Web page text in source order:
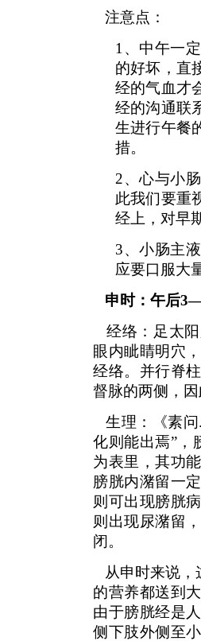
注意点：
1、 中午一
的好坏，直
经的气血才
经的沟通联
生进行午餐
措。
2、心与小
此我们要重
经上，对早
3、小肠主
应要口服大
申时：午后
经络：足太
眼内眦睛明穴
经络。并行脊
督脉的两侧，
生理：《素
化则能出焉”，
为表里，其功
膀胱内潴留一
则可出现膀胱
则出现尿潴留
闭。
从申时来说
的营养都送到
由于膀胱经是
侧下肢外侧至